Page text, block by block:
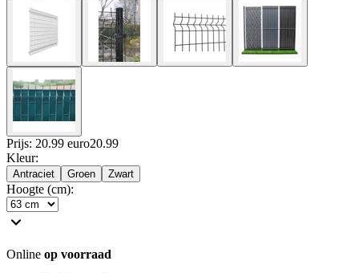
Prijs: 20.99 euro20.99
Kleur:
Antraciet Groen Zwart
Hoogte (cm):
Online op voorraad